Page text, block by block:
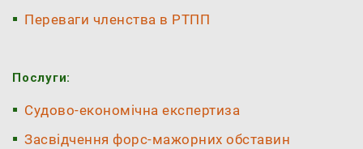
Переваги членства в РТПП
Послуги:
Судово-економічна експертиза
Засвідчення форс-мажорних обставин